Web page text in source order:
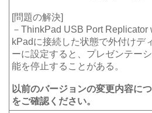
[問題の解決]
－ThinkPad USB Port
kPadに接続した状態で外付けデ
ーに設定すると、プレゼンテー
能を停止することがある。
以前のバージョンの変更内容に
をご確認ください。